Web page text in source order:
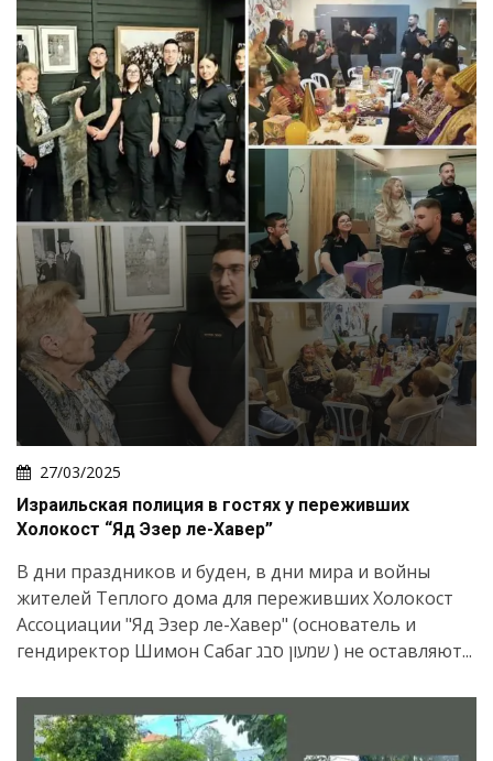
27/03/2025
Израильская полиция в гостях у переживших
Холокост “Яд Эзер ле-Хавер”
В дни праздников и буден, в дни мира и войны
жителей Теплого дома для переживших Холокост
Ассоциации "Яд Эзер ле-Хавер" (основатель и
гендиректор Шимон Сабаг שמעון סבג ) не оставляют...